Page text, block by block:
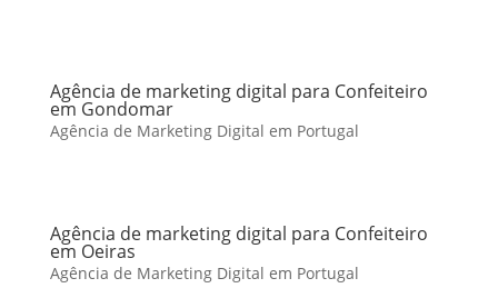
Agência de marketing digital para Confeiteiro
em Gondomar
Agência de Marketing Digital em Portugal
Agência de marketing digital para Confeiteiro
em Oeiras
Agência de Marketing Digital em Portugal